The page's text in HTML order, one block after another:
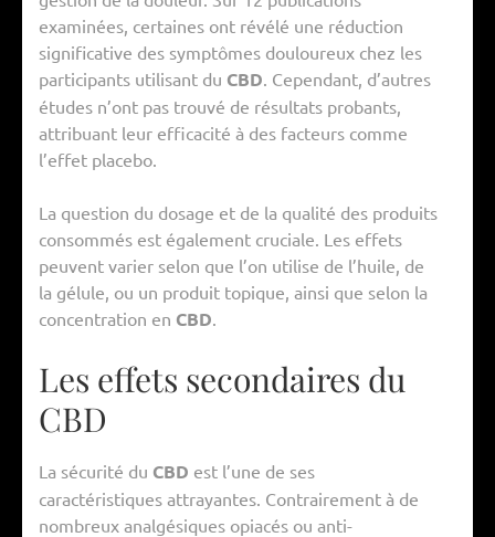
examinées, certaines ont révélé une réduction
significative des symptômes douloureux chez les
participants utilisant du CBD . Cependant, d’autres
études n’ont pas trouvé de résultats probants,
attribuant leur efficacité à des facteurs comme
l’effet placebo.
La question du dosage et de la qualité des produits
consommés est également cruciale. Les effets
peuvent varier selon que l’on utilise de l’huile, de
la gélule, ou un produit topique, ainsi que selon la
concentration en CBD
Les effets secondaires du
CBD
La sécurité du CBD est l’une de ses
caractéristiques attrayantes. Contrairement à de
nombreux analgésiques opiacés ou anti-